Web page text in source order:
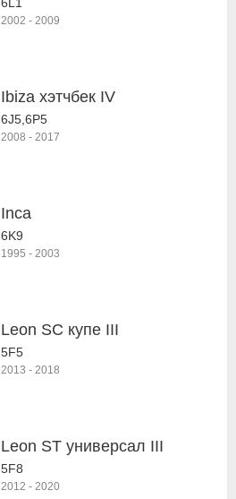
2002 - 2009
Ibiza хэтчбек IV
6J5,6P5
2008 - 2017
Inca
6K9
1995 - 2003
Leon SC купе III
5F5
2013 - 2018
Leon ST универсал III
5F8
2012 - 2020